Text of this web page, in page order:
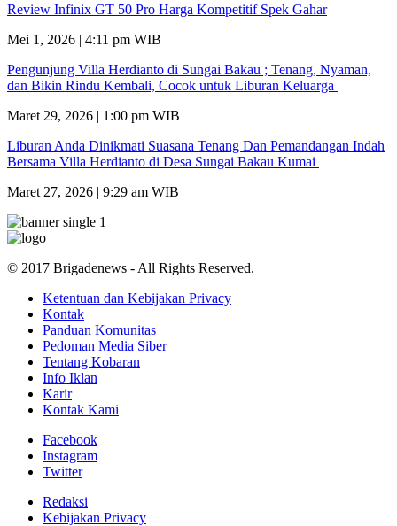
Review Infinix GT 50 Pro Harga Kompetitif Spek Gahar
Mei 1, 2026 | 4:11 pm WIB
Pengunjung Villa Herdianto di Sungai Bakau ; Tenang, Nyaman,
dan Bikin Rindu Kembali, Cocok untuk Liburan Keluarga
Maret 29, 2026 | 1:00 pm WIB
Liburan Anda Dinikmati Suasana Tenang Dan Pemandangan Indah
Bersama Villa Herdianto di Desa Sungai Bakau Kumai
Maret 27, 2026 | 9:29 am WIB
© 2017 Brigadenews - All Rights Reserved.
Ketentuan dan Kebijakan Privacy
Kontak
Panduan Komunitas
Pedoman Media Siber
Tentang Kobaran
Info Iklan
Karir
Kontak Kami
Facebook
Instagram
Twitter
Redaksi
Kebijakan Privacy